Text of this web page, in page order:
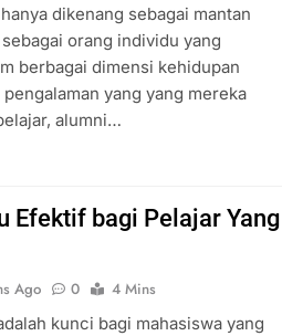
dikenang sebagai mantan
orang individu yang
berbagai dimensi kehidupan
yang yang mereka
alumni…
Efektif bagi Pelajar Yang
Ago 0
4 Mins
kunci bagi mahasiswa yang